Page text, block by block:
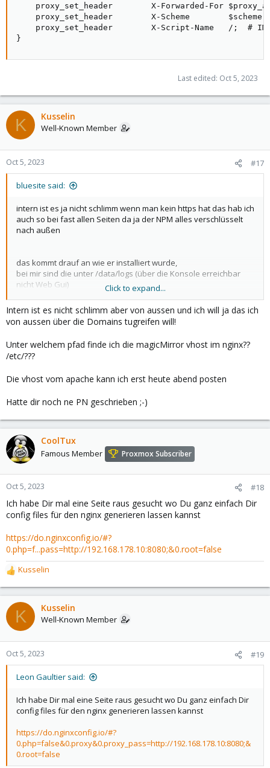
proxy_set_header        X-Forwarded-For
    proxy_set_header        X-Scheme        $scheme;
proxy_set_header        X-Script-Name   /;  #
}
Last edited: Oct 5, 2023
K Kusselin
Well-Known Member
Oct 5, 2023 #17
bluesite said:
intern ist es ja nicht schlimm wenn man kein https hat das hab ich
auch so bei fast allen Seiten da ja der NPM alles verschlüsselt
nach außen
das kommt drauf an wie er installiert wurde,
bei mir sind die unter /data/logs (über die Konsole erreichbar
nicht Web Gui)
wie sieht denn die apache conf aus für den vhost
versuch mal folgendes unter advanced im NPM bei dem
MagicMirror vHost
    proxy_bind              $server_addr;
proxy_set_header        X-Forwarded-For
proxy_set_header        X-Scheme
proxy_set_header        X-Script-Name   /;  #
Click to expand...
Intern ist es nicht schlimm aber von aussen und ich will ja das ich
von aussen über die Domains tugreifen will!
Unter welchem pfad finde ich die magicMirror vhost im nginx??
/etc/???
Die vhost vom apache kann ich erst heute abend posten
Hatte dir noch ne PN geschrieben ;-)
CoolTux
Famous Member Proxmox Subscriber
Oct 5, 2023 #18
Ich habe Dir mal eine Seite raus gesucht wo Du ganz einfach Dir
config files für den nginx generieren lassen kannst
https://do.nginxconfig.io/#?
0.php=f...pass=http://192.168.178.10:8080;&0.root=false
R
e
a
c
t
o
n
Kusselin
K Kusselin
Well-Known Member
Oct 5, 2023 #19
Leon Gaultier said:
Ich habe Dir mal eine Seite raus gesucht wo Du ganz einfach Dir
config files für den nginx generieren lassen kannst
https://do.nginxconfig.io/#?
0.php=false&0.proxy&0.proxy_pass=http://192.168.178.10:8080;&
0.root=false